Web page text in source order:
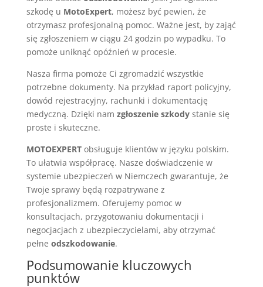
szkodę u MotoExpert, możesz być pewien, że
otrzymasz profesjonalną pomoc. Ważne jest, by zająć
się zgłoszeniem w ciągu 24 godzin po wypadku. To
pomoże uniknąć opóźnień w procesie.
Nasza firma pomoże Ci zgromadzić wszystkie
potrzebne dokumenty. Na przykład raport policyjny,
dowód rejestracyjny, rachunki i dokumentację
medyczną. Dzięki nam zgłoszenie szkodystanie się
proste i skuteczne.
MOTOEXPERTobsługuje klientów w języku polskim.
To ułatwia współpracę. Nasze doświadczenie w
systemie ubezpieczeń w Niemczech gwarantuje, że
Twoje sprawy będą rozpatrywane z
profesjonalizmem. Oferujemy pomoc w
konsultacjach, przygotowaniu dokumentacji i
negocjacjach z ubezpieczycielami, aby otrzymać
pełne odszkodowanie.
Podsumowanie kluczowych
punktów